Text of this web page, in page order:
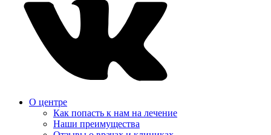
О центре
Как попасть к нам на лечение
Наши преимущества